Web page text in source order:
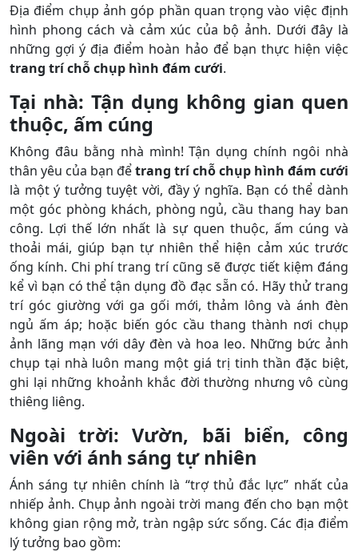
Địa điểm chụp ảnh góp phần quan trọng vào việc định
hình phong cách và cảm xúc của bộ ảnh. Dưới đây là
những gợi ý địa điểm hoàn hảo để bạn thực hiện việc
trang trí chỗ chụp hình đám cưới.
Tại nhà: Tận dụng không gian quen
thuộc, ấm cúng
Không đâu bằng nhà mình! Tận dụng chính ngôi nhà
thân yêu của bạn đểtrang trí chỗ chụp hình đám cưới
là một ý tưởng tuyệt vời, đầy ý nghĩa. Bạn có thể dành
một góc phòng khách, phòng ngủ, cầu thang hay ban
công. Lợi thế lớn nhất là sự quen thuộc, ấm cúng và
thoải mái, giúp bạn tự nhiên thể hiện cảm xúc trước
ống kính. Chi phí trang trí cũng sẽ được tiết kiệm đáng
kể vì bạn có thể tận dụng đồ đạc sẵn có. Hãy thử trang
trí góc giường với ga gối mới, thảm lông và ánh đèn
ngủ ấm áp; hoặc biến góc cầu thang thành nơi chụp
ảnh lãng mạn với dây đèn và hoa leo. Những bức ảnh
chụp tại nhà luôn mang một giá trị tinh thần đặc biệt,
ghi lại những khoảnh khắc đời thường nhưng vô cùng
thiêng liêng.
Ngoài trời: Vườn, bãi biển, công
viên với ánh sáng tự nhiên
Ánh sáng tự nhiên chính là “trợ thủ đắc lực” nhất của
nhiếp ảnh. Chụp ảnh ngoài trời mang đến cho bạn một
không gian rộng mở, tràn ngập sức sống. Các địa điểm
lý tưởng bao gồm: